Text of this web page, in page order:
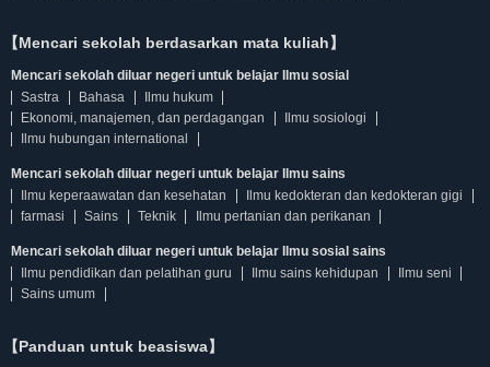
【Mencari sekolah berdasarkan mata kuliah】
Mencari sekolah diluar negeri untuk belajar Ilmu sosial
Sastra
Bahasa
Ilmu hukum
Ekonomi, manajemen, dan perdagangan
Ilmu sosiologi
Ilmu hubungan international
Mencari sekolah diluar negeri untuk belajar Ilmu sains
Ilmu keperaawatan dan kesehatan
Ilmu kedokteran dan kedokteran gigi
farmasi
Sains Teknik Ilmu pertanian dan perikanan
Mencari sekolah diluar negeri untuk belajar Ilmu sosial sains
Ilmu pendidikan dan pelatihan guru
Ilmu sains kehidupan
Ilmu seni
Sains umum
【Panduan untuk beasiswa】